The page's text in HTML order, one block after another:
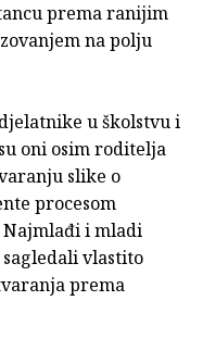
prema ranijim
na polju
u školstvu i
oni osim roditelja
slike o
procesom
i mladi
vlastito
prema